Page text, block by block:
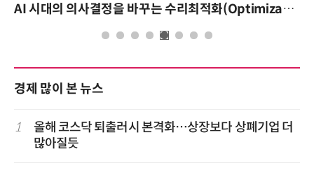
AI 시대의 의사결정을 바꾸는 수리최적화(Optimization): 실제 산업 적용 사례와 활용 전략
경제 많이 본 뉴스
1
올해 코스닥 퇴출러시 본격화…상장보다 상폐기업 더
많아질듯